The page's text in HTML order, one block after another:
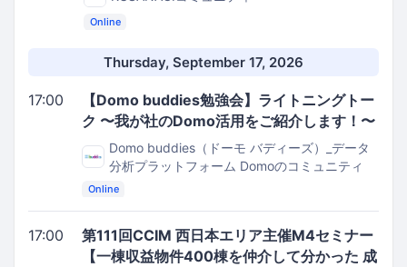
Online
Thursday, September 17, 2026
17:00
【Domo buddies勉強会】ライトニングトー
ク 〜我が社のDomo活用をご紹介します！〜
Domo buddies（ドーモ バディーズ）_データ
分析プラットフォーム Domoのコミュニティ
Online
17:00
第111回CCIM 西日本エリア主催M4セミナー
【一棟収益物件400棟を仲介して分かった 成